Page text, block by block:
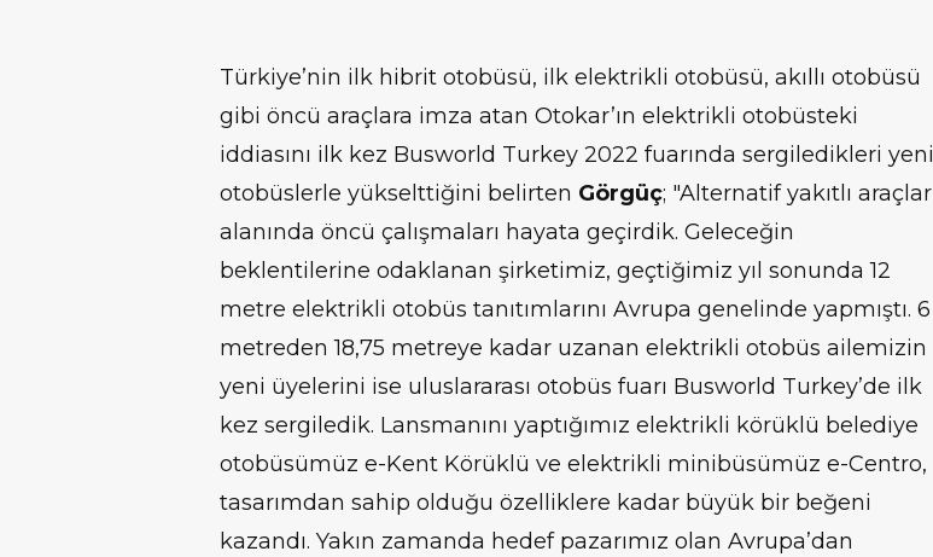
Türkiye’nin ilk hibrit otobüsü, ilk elektrikli otobüsü, akıllı otobüsü
gibi öncü araçlara imza atan Otokar’ın elektrikli otobüsteki
iddiasını ilk kez Busworld Turkey 2022 fuarında sergiledikleri yeni
otobüslerle yükselttiğini belirten Görgüç; "Alternatif yakıtlı araçlar
alanında öncü çalışmaları hayata geçirdik. Geleceğin
beklentilerine odaklanan şirketimiz, geçtiğimiz yıl sonunda 12
metre elektrikli otobüs tanıtımlarını Avrupa genelinde yapmıştı. 6
metreden 18,75 metreye kadar uzanan elektrikli otobüs ailemizin
yeni üyelerini ise uluslararası otobüs fuarı Busworld Turkey’de ilk
kez sergiledik. Lansmanını yaptığımız elektrikli körüklü belediye
otobüsümüz e-Kent Körüklü ve elektrikli minibüsümüz e-Centro,
tasarımdan sahip olduğu özelliklere kadar büyük bir beğeni
kazandı. Yakın zamanda hedef pazarımız olan Avrupa’dan